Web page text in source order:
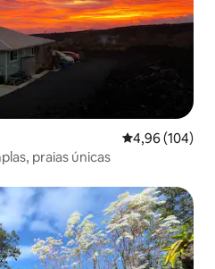
4,96 de uma
4,96 (104)
praias únicas